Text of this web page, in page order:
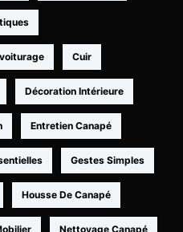
Cuir
Décoration Intérieure
Entretien Canapé
Gestes Simples
Housse De Canapé
Nettoyage Canapé